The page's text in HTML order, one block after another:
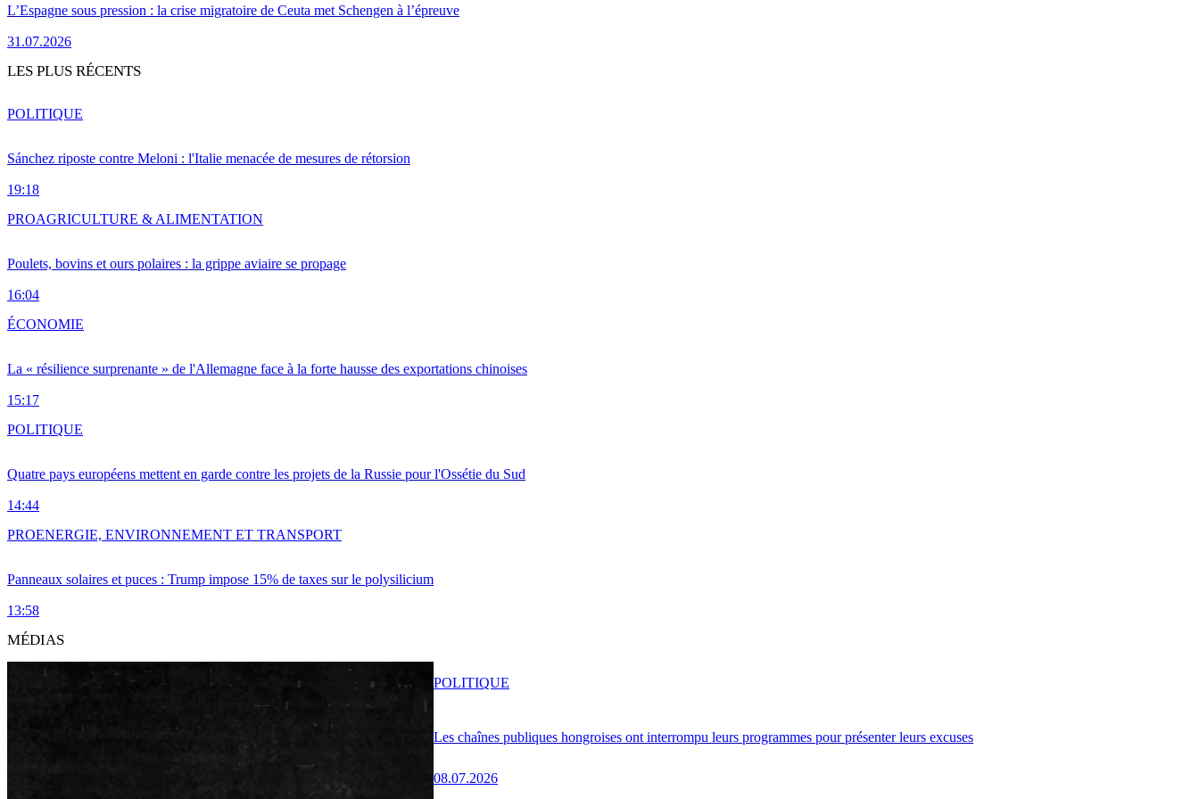
L’Espagne sous pression : la crise migratoire de Ceuta met Schengen à l’épreuve
31.07.2026
LES PLUS RÉCENTS
Sánchez riposte contre Meloni : l'Italie menacée de mesures de rétorsion
19:18
POLITIQUE
Poulets, bovins et ours polaires : la grippe aviaire se propage
16:04
PROAGRICULTURE & ALIMENTATION
La « résilience surprenante » de l'Allemagne face à la forte hausse des exportations chinoises
15:17
ÉCONOMIE
Quatre pays européens mettent en garde contre les projets de la Russie pour l'Ossétie du Sud
14:44
POLITIQUE
Panneaux solaires et puces : Trump impose 15% de taxes sur le polysilicium
13:58
PROENERGIE, ENVIRONNEMENT ET TRANSPORT
MÉDIAS
Les chaînes publiques hongroises ont interrompu leurs programmes pour présenter leurs excuses
08.07.2026
POLITIQUE